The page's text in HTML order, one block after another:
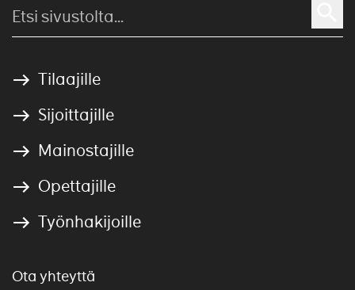
Tilaajille
Sijoittajille
Mainostajille
Opettajille
Työnhakijoille
Ota yhteyttä